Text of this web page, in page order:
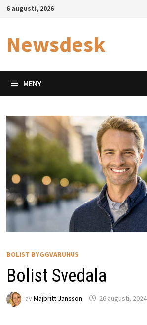
Hoppa
6 augusti, 2026
Newsdesk
MENY
BOLIST BYGGVARUHUS
Bolist Svedala
av Majbritt Jansson 26 augusti, 2024